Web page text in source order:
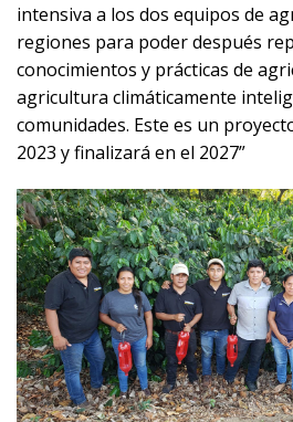
intensiva a los dos equipos de
regiones para poder después
conocimientos y prácticas de
agricultura climáticamente
comunidades. Este es un
2023 y finalizará en el 2027”